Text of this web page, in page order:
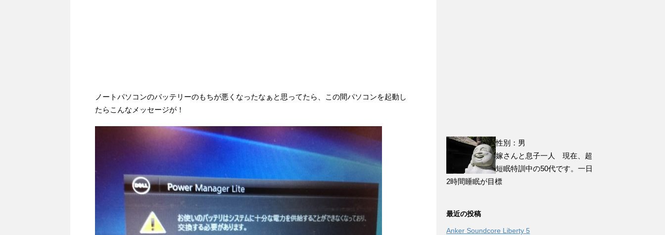
ノートパソコンのバッテリーのもちが悪くなったなぁと思ってたら、この間パソコンを起動し
たらこんなメッセージが！
性別：男
嫁さんと息子一人 現在、超
短眠特訓中の50代です。一日
2時間睡眠が目標
最近の投稿
Anker Soundcore Liberty 5